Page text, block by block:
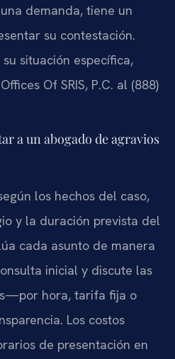
demanda, tiene un
su contestación.
situación específica,
Of SRIS, P.C. al (888)
a un abogado de agravios
los hechos del caso,
y la duración prevista del
cada asunto de manera
inicial y discute las
hora, tarifa fija o
Los costos
de presentación en